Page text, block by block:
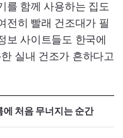
를 함께 사용하는 집도
전히 빨래 건조대가 필
보 사이트들도 한국에
실내 건조가 흔하다고
에 처음 무너지는 순간